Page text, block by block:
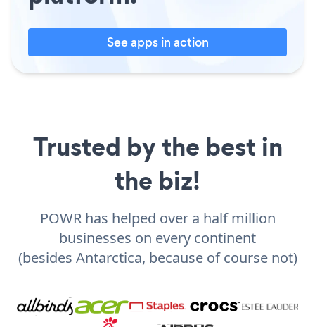
See apps in action
Trusted by the best in
the biz!
POWR has helped over a half million
businesses on every continent
(besides Antarctica, because of course not)